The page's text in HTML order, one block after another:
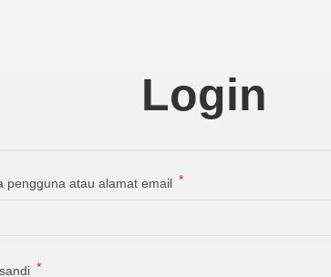
Login
pengguna atau alamat email *
*